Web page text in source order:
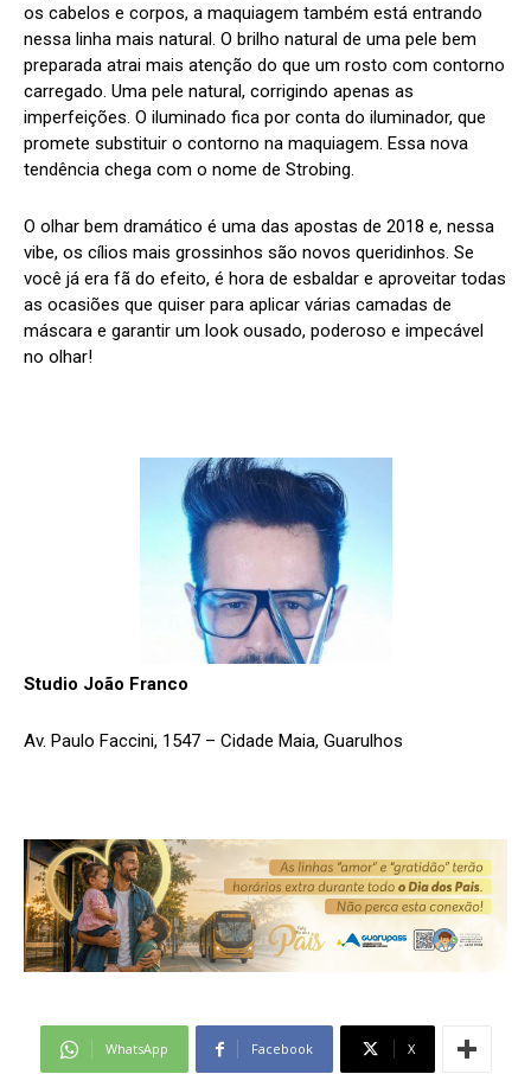
os cabelos e corpos, a maquiagem também está entrando
nessa linha mais natural. O brilho natural de uma pele bem
preparada atrai mais atenção do que um rosto com contorno
carregado. Uma pele natural, corrigindo apenas as
imperfeições. O iluminado fica por conta do iluminador, que
promete substituir o contorno na maquiagem. Essa nova
tendência chega com o nome de Strobing.
O olhar bem dramático é uma das apostas de 2018 e, nessa
vibe, os cílios mais grossinhos são novos queridinhos. Se
você já era fã do efeito, é hora de esbaldar e aproveitar todas
as ocasiões que quiser para aplicar várias camadas de
máscara e garantir um look ousado, poderoso e impecável
no olhar!
Studio João Franco
Av. Paulo Faccini, 1547 – Cidade Maia, Guarulhos
WhatsApp Facebook X